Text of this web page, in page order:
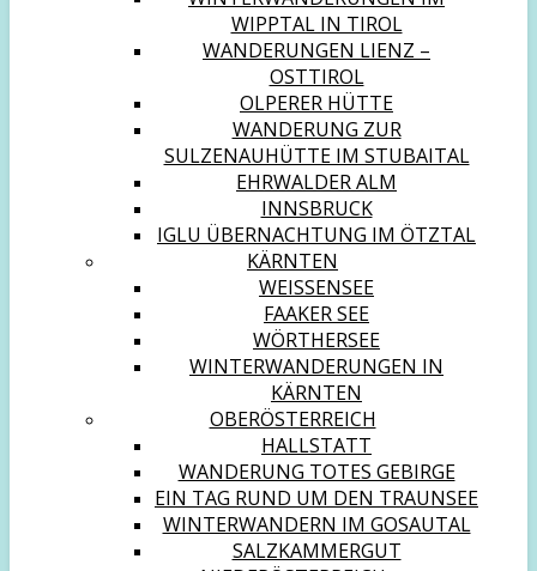
WIPPTAL IN TIROL
WANDERUNGEN LIENZ –
OSTTIROL
OLPERER HÜTTE
WANDERUNG ZUR
SULZENAUHÜTTE IM STUBAITAL
EHRWALDER ALM
INNSBRUCK
IGLU ÜBERNACHTUNG IM ÖTZTAL
KÄRNTEN
WEISSENSEE
FAAKER SEE
WÖRTHERSEE
WINTERWANDERUNGEN IN
KÄRNTEN
OBERÖSTERREICH
HALLSTATT
WANDERUNG TOTES GEBIRGE
EIN TAG RUND UM DEN TRAUNSEE
WINTERWANDERN IM GOSAUTAL
SALZKAMMERGUT